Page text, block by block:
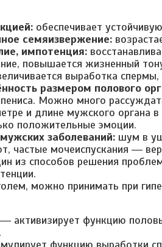
обеспечивает
семяизвержение:
импотенция:
повышается жизненный
выработка
размером полового
Можно много
и длине мужского органа
положительные эмоции.
заболеваний: шум в
частые мочеиспускания ―
из способов решения
можно принимать при
― активизирует функцию